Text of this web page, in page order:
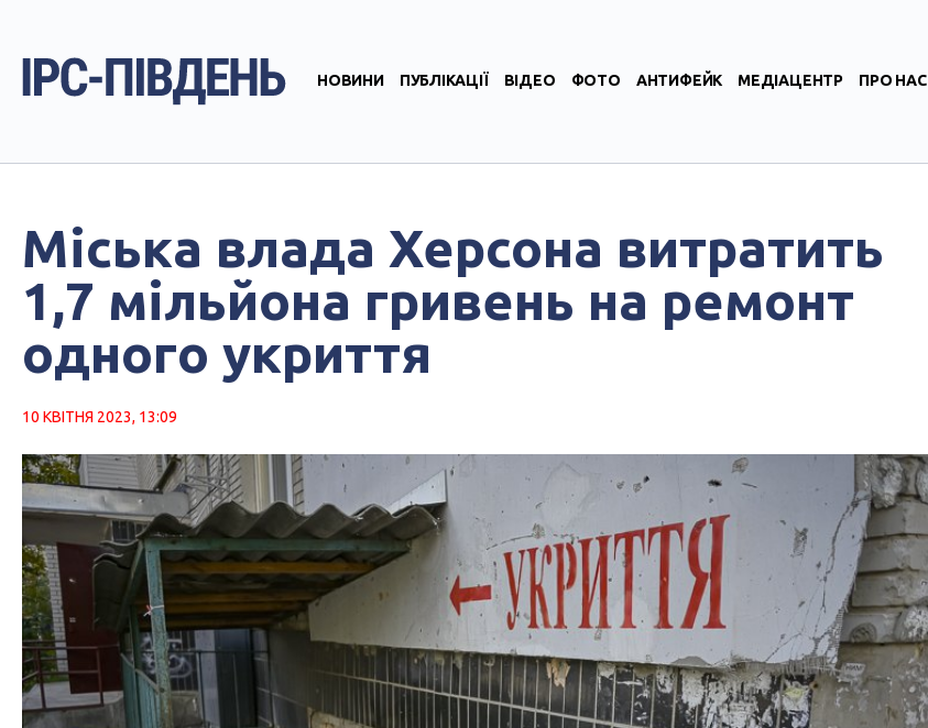
НОВИНИ ПУБЛІКАЦІЇ ВІДЕО ФОТО АНТИФЕЙК МЕДІАЦЕНТР ПРО НАС
Міська влада Херсона витратить
1,7 мільйона гривень на ремонт
одного укриття
10 КВІТНЯ 2023, 13:09